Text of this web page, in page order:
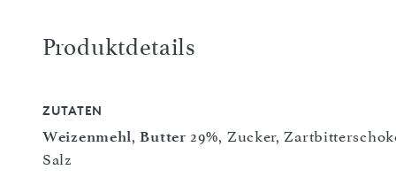
Produktdetails
ZUTATEN
Weizenmehl,Butter 29%, Zucker,
Salz